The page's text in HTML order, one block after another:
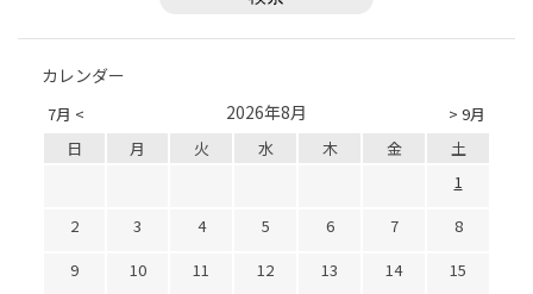
カレンダー
7月 < > 9月
2026年8月
日 月 火 水 木 金
土
1
2
3 4 5 6 7
8
9
10 11 12 13 14
15